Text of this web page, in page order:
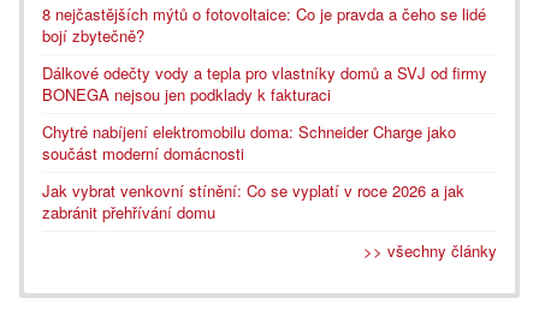
8 nejčastějších mýtů o fotovoltaice: Co je pravda a čeho se lidé
bojí zbytečně?
Dálkové odečty vody a tepla pro vlastníky domů a SVJ od firmy
BONEGA nejsou jen podklady k fakturaci
Chytré nabíjení elektromobilu doma: Schneider Charge jako
součást moderní domácnosti
Jak vybrat venkovní stínění: Co se vyplatí v roce 2026 a jak
zabránit přehřívání domu
>> všechny články